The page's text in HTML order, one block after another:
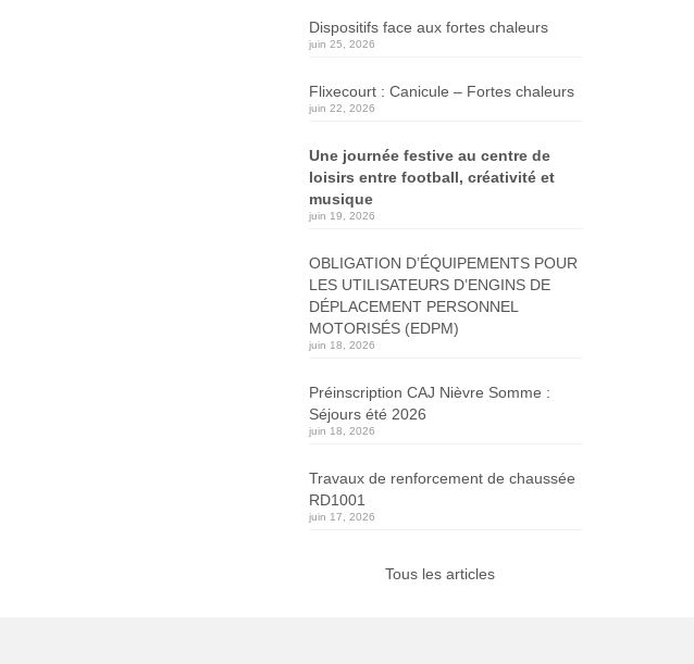
Dispositifs face aux fortes chaleurs
juin 25, 2026
Flixecourt : Canicule – Fortes chaleurs
juin 22, 2026
Une journée festive au centre de
loisirs entre football, créativité et
musique
juin 19, 2026
OBLIGATION D’ÉQUIPEMENTS POUR
LES UTILISATEURS D’ENGINS DE
DÉPLACEMENT PERSONNEL
MOTORISÉS (EDPM)
juin 18, 2026
Préinscription CAJ Nièvre Somme :
Séjours été 2026
juin 18, 2026
Travaux de renforcement de chaussée
RD1001
juin 17, 2026
Tous les articles